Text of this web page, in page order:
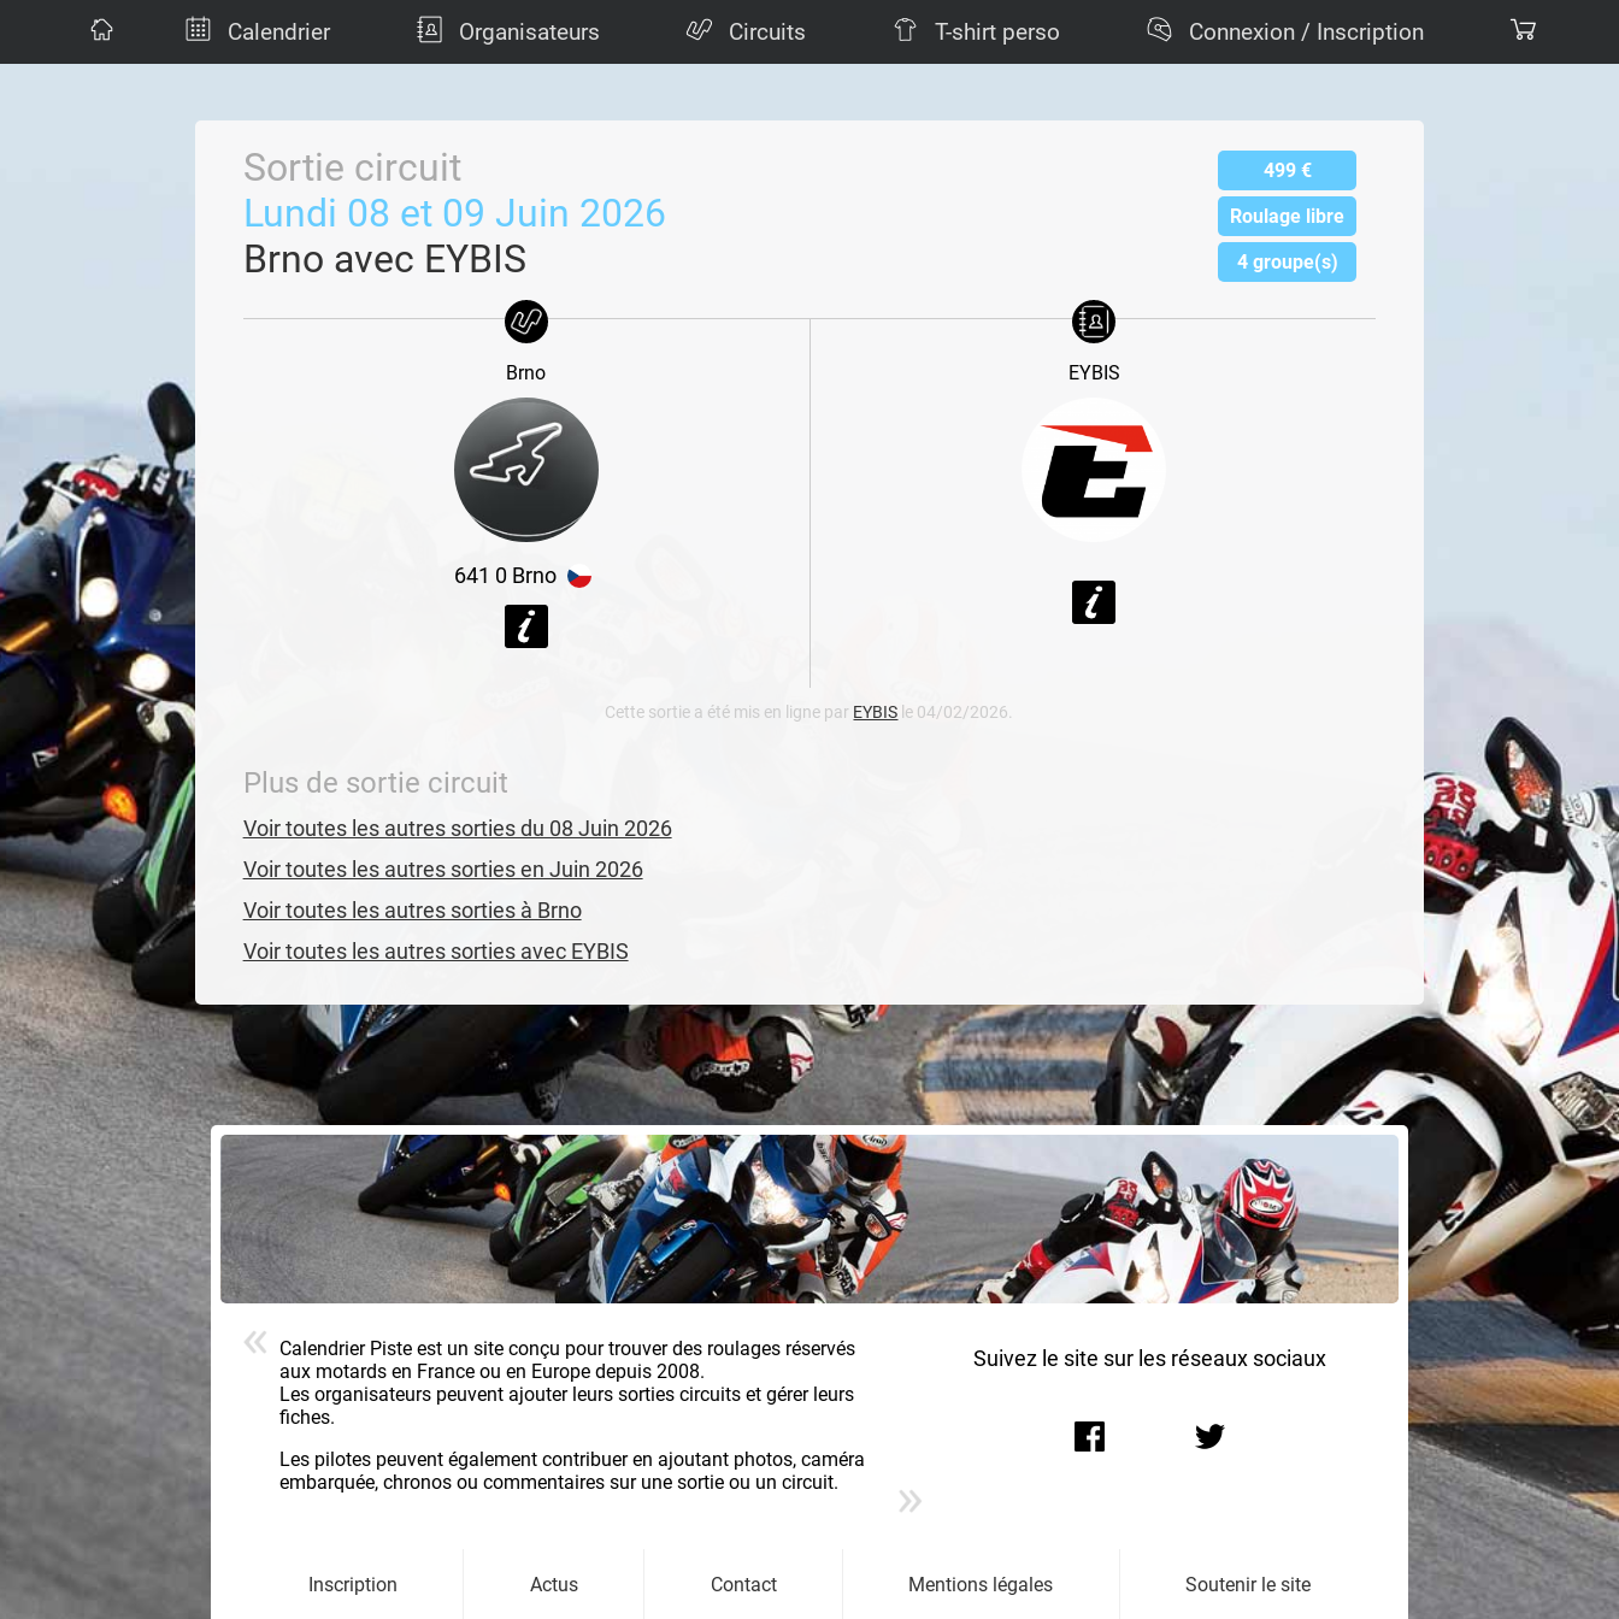
Calendrier Organisateurs Circuits T-shirt perso Connexion / Inscription
Sortie circuit
Lundi 08 et 09 Juin 2026
Brno avec EYBIS
499 €
Roulage libre
4 groupe(s)
Brno
641 0 Brno
EYBIS
Cette sortie a été mis en ligne par EYBIS le 04/02/2026.
Plus de sortie circuit
Voir toutes les autres sorties du 08 Juin 2026
Voir toutes les autres sorties en Juin 2026
Voir toutes les autres sorties à Brno
Voir toutes les autres sorties avec EYBIS
Calendrier Piste est un site conçu pour trouver des roulages réservés
aux motards en France ou en Europe depuis 2008.
Les organisateurs peuvent ajouter leurs sorties circuits et gérer leurs
fiches.
Les pilotes peuvent également contribuer en ajoutant photos, caméra
embarquée, chronos ou commentaires sur une sortie ou un circuit.
Suivez le site sur les réseaux sociaux
Inscription Actus Contact Mentions légales Soutenir le site